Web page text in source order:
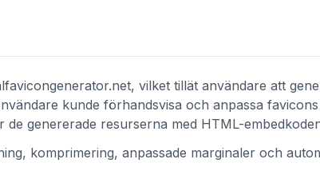
vilket tillät användare att
kunde förhandsvisa och anpassa
genererade resurserna med HTML-
komprimering, anpassade marginaler och